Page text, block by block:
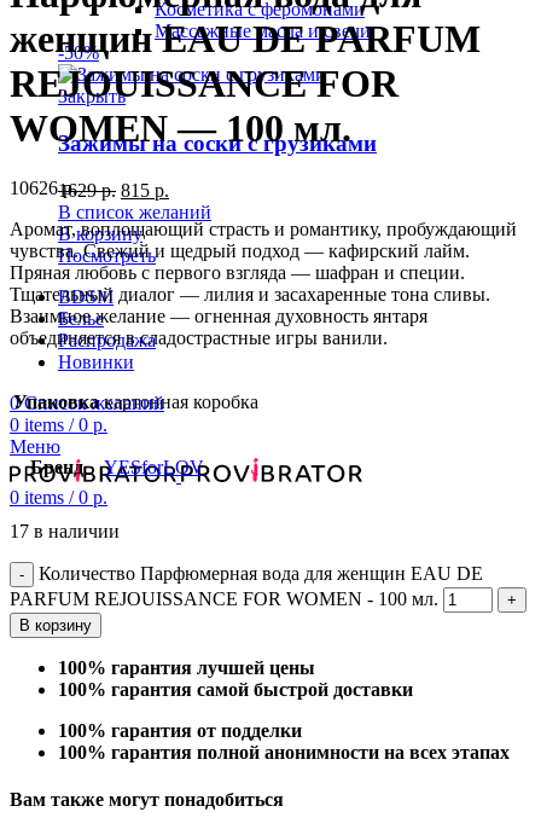
Косметика с феромонами
Массажные масла и свечи
-50%
Закрыть
Зажимы на соски с грузиками
1629р. 815 р.
В список желаний
В корзину
Посмотреть
BDSM
Белье
Распродажа
Новинки
0Список желаний
0 items / 0 р.
Меню
0 items / 0 р.
женщин EAU DE PARFUM
REJOUISSANCE FOR
WOMEN — 100 мл.
10626р.
Аромат, воплощающий страсть и романтику, пробуждающий
чувства. Свежий и щедрый подход — кафирский лайм.
Пряная любовь с первого взгляда — шафран и специи.
Тщательный диалог — лилия и засахаренные тона сливы.
Взаимное желание — огненная духовность янтаря
объединяется в сладострастные игры ванили.
Упаковка картонная коробка
Бренд YESforLOV
17 в наличии
Количество Парфюмерная вода для женщин EAU DE
PARFUM REJOUISSANCE FOR WOMEN - 100 мл.
В корзину
100% гарантия лучшей цены
100% гарантия самой быстрой доставки
100% гарантия от подделки
100% гарантия полной анонимности на всех этапах
Вам также могут понадобиться